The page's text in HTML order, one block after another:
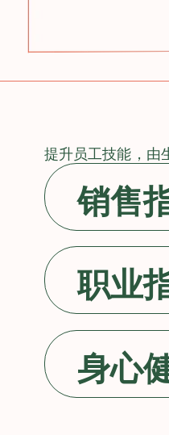
提升员工技能，由
销售
职业
身心